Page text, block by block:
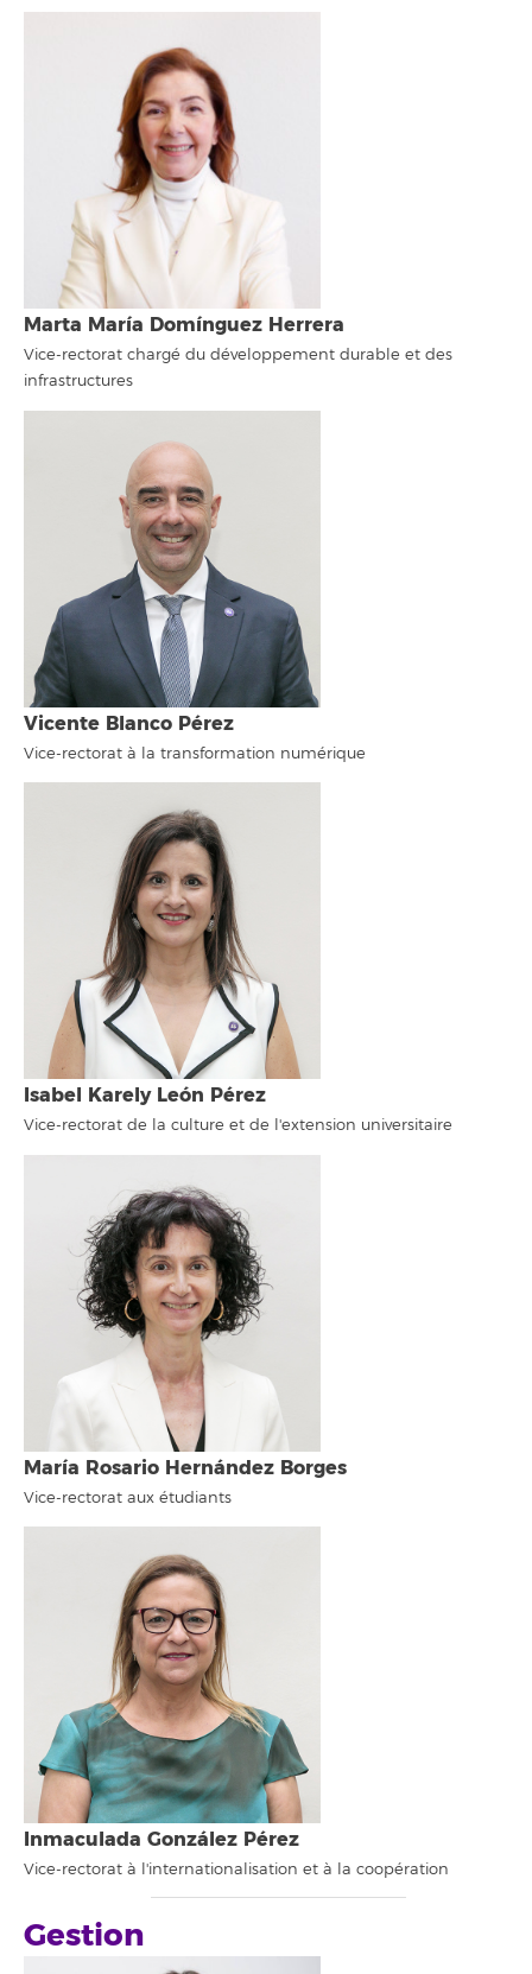
Marta María Domínguez Herrera
Vice-rectorat chargé du développement durable et des
infrastructures
Vicente Blanco Pérez
Vice-rectorat à la transformation numérique
Isabel Karely León Pérez
Vice-rectorat de la culture et de l'extension universitaire
María Rosario Hernández Borges
Vice-rectorat aux étudiants
Inmaculada González Pérez
Vice-rectorat à l'internationalisation et à la coopération
Gestion